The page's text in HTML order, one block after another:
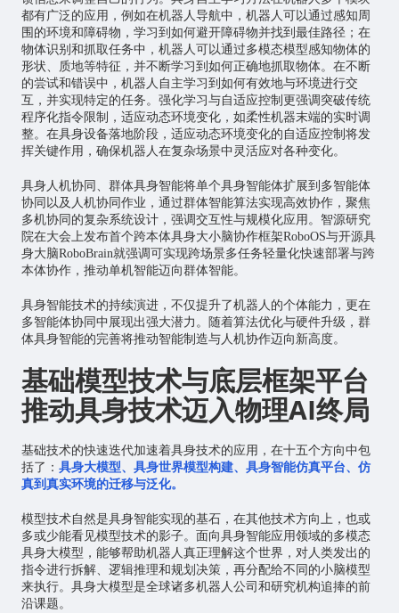
都有广泛的应用，例如在机器人导航中，机器人可以通过感知周
围的环境和障碍物，学习到如何避开障碍物并找到最佳路径；在
物体识别和抓取任务中，机器人可以通过多模态模型感知物体的
形状、质地等特征，并不断学习到如何正确地抓取物体。在不断
的尝试和错误中，机器人自主学习到如何有效地与环境进行交
互，并实现特定的任务。强化学习与自适应控制更强调突破传统
程序化指令限制，适应动态环境变化，如柔性机器末端的实时调
整。在具身设备落地阶段，适应动态环境变化的自适应控制将发
挥关键作用，确保机器人在复杂场景中灵活应对各种变化。
具身人机协同、群体具身智能将单个具身智能体扩展到多智能体
协同以及人机协同作业，通过群体智能算法实现高效协作，聚焦
多机协同的复杂系统设计，强调交互性与规模化应用。智源研究
院在大会上发布首个跨本体具身大小脑协作框架RoboOS与开源具
身大脑RoboBrain就强调可实现跨场景多任务轻量化快速部署与跨
本体协作，推动单机智能迈向群体智能。
具身智能技术的持续演进，不仅提升了机器人的个体能力，更在
多智能体协同中展现出强大潜力。随着算法优化与硬件升级，群
体具身智能的完善将推动智能制造与人机协作迈向新高度。
基础模型技术与底层框架平台
推动具身技术迈入物理AI终局
基础技术的快速迭代加速着具身技术的应用，在十五个方向中包
括了： 具身大模型、具身世界模型构建、具身智能仿真平台、仿
真到真实环境的迁移与泛化。
模型技术自然是具身智能实现的基石，在其他技术方向上，也或
多或少能看见模型技术的影子。面向具身智能应用领域的多模态
具身大模型，能够帮助机器人真正理解这个世界，对人类发出的
指令进行拆解、逻辑推理和规划决策，再分配给不同的小脑模型
来执行。具身大模型是全球诸多机器人公司和研究机构追捧的前
沿课题。